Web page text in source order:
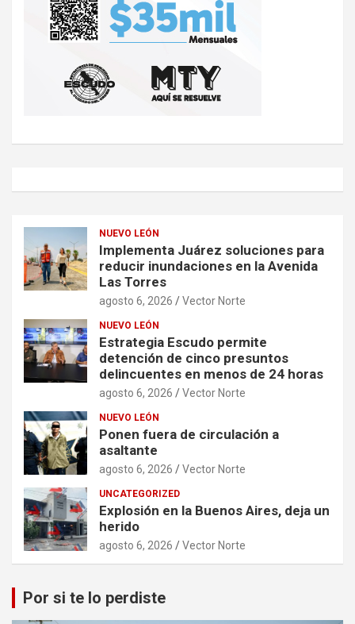
NUEVO LEÓN
Implementa Juárez soluciones para
reducir inundaciones en la Avenida
Las Torres
agosto 6, 2026 Vector Norte
NUEVO LEÓN
Estrategia Escudo permite
detención de cinco presuntos
delincuentes en menos de 24 horas
agosto 6, 2026 Vector Norte
NUEVO LEÓN
Ponen fuera de circulación a
asaltante
agosto 6, 2026 Vector Norte
UNCATEGORIZED
Explosión en la Buenos Aires, deja un
herido
agosto 6, 2026 Vector Norte
Por si te lo perdiste